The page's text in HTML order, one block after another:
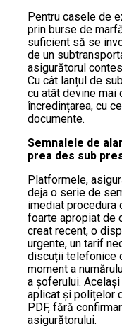
Pentru casele de
prin burse de
suficient să se
de un
asigurătorul
Cu cât lanțul de
cu atât devine
încredințarea, cu
documente.
Semnalele de
prea des sub
Platformele,
deja o serie de
imediat procedura
foarte apropiat de
creat recent, o
urgente, un tarif
discuții telefonice
moment a
a șoferului.
aplicat și polițelor
PDF, fără
asigurătorului.